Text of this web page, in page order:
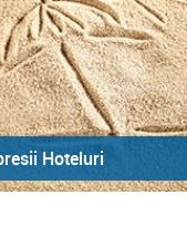
Hoteluri